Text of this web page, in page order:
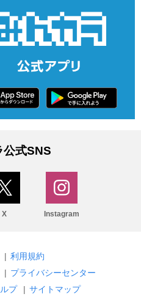
公式SNS
X Instagram
| 利用規約
| プライバシーセンター
プ | サイトマップ